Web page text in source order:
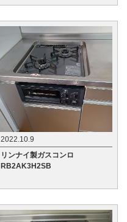
2022.10.9
リンナイ製ガスコンロ
RB2AK3H2SB